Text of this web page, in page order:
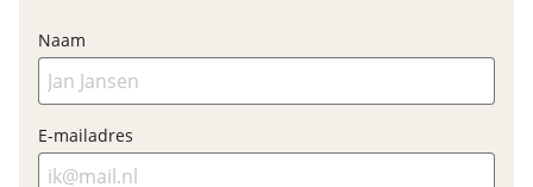
Financieel
Prijs
Nieuwe accu
Inbegrepen
Meerprijs
€ 0,-
Naam
E-mailadres